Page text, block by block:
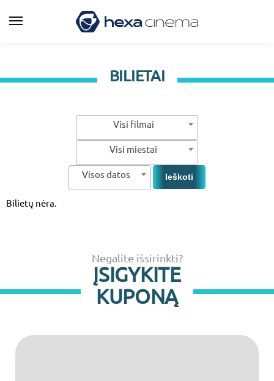
BILIETAI
Visi filmai
Visi miestai
Visos datos
Bilietų nėra.
Negalite išsirinkti?
ĮSIGYKITE
KUPONĄ